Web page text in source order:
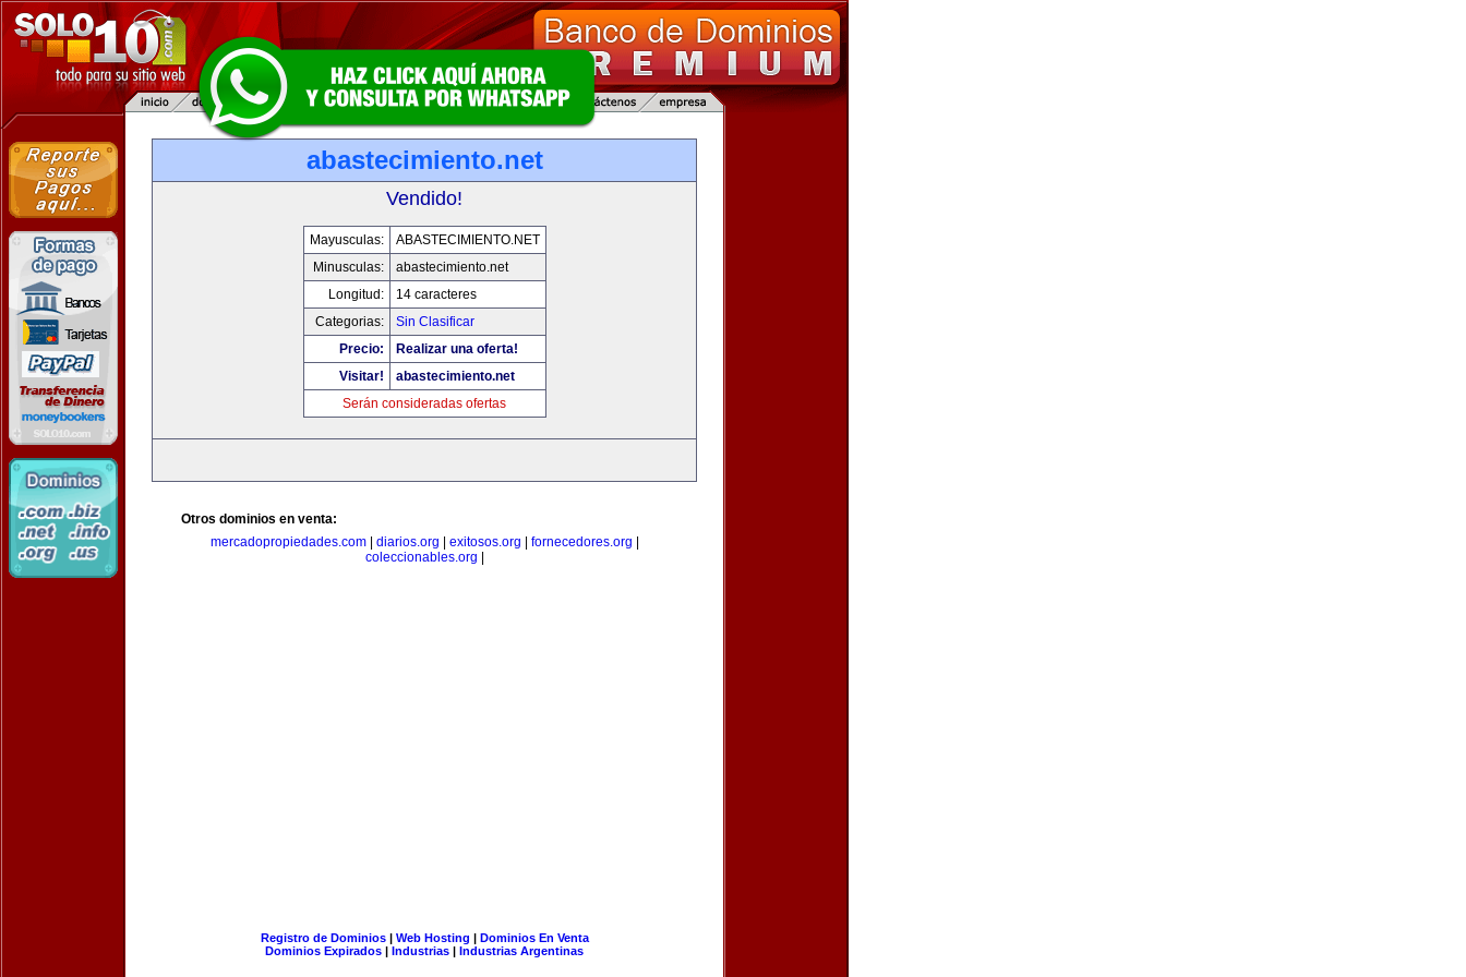
abastecimiento.net
Vendido!
Mayusculas:
ABASTECIMIENTO.NET
Minusculas:
abastecimiento.net
Longitud:
14 caracteres
Categorias:
Sin Clasificar
Precio:
Realizar una oferta!
Visitar!
abastecimiento.net
Serán consideradas ofertas
Otros dominios en venta:
mercadopropiedades.com| diarios.org exitosos.org fornecedores.org
coleccionables.org
Registro de Dominios| Web Hosting | Dominios En Venta
Dominios Expirados | Industrias | Industrias Argentinas